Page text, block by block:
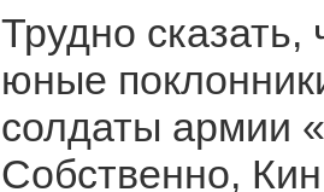
Трудно сказать,
юные
солдаты армии
Собственно,